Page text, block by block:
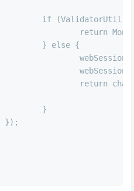
if
return
			}
else {
return